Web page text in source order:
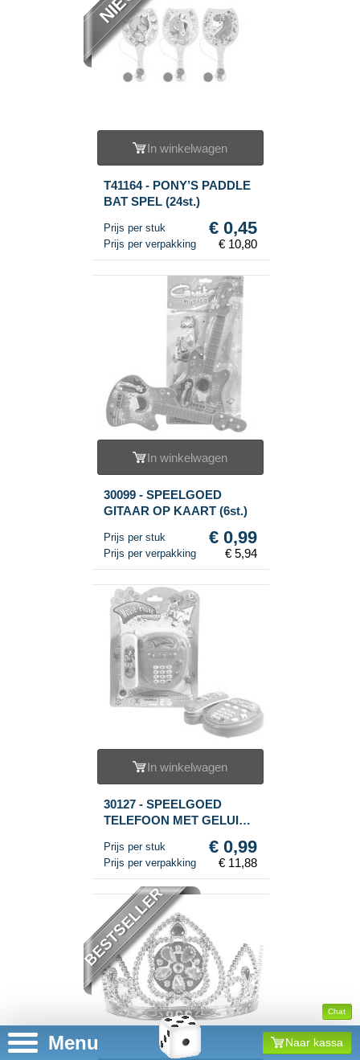
Chat
Menu Naar kassa
In winkelwagen
T41164 - PONY’S PADDLE
BAT SPEL (24st.)
Prijs per stuk € 0,45
Prijs per verpakking € 10,80
In winkelwagen
30099 - SPEELGOED
GITAAR OP KAART (6st.)
Prijs per stuk € 0,99
Prijs per verpakking € 5,94
In winkelwagen
30127 - SPEELGOED
TELEFOON MET GELUID
Prijs per stuk € 0,99
Prijs per verpakking € 11,88
BESTSELLER